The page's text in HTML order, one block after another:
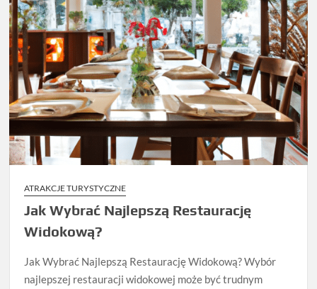
ATRAKCJE TURYSTYCZNE
Jak Wybrać Najlepszą Restaurację
Widokową?
Jak Wybrać Najlepszą Restaurację Widokową? Wybór
najlepszej restauracji widokowej może być trudnym